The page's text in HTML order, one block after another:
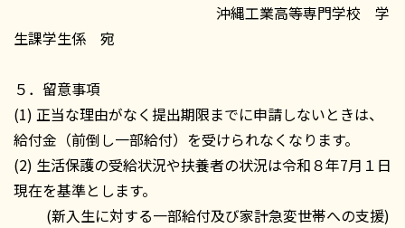
沖縄工業高等専門学校 学
生課学生係 宛
５．留意事項
(1) 正当な理由がなく提出期限までに申請しないときは、
給付金（前倒し一部給付）を受けられなくなります。
(2) 生活保護の受給状況や扶養者の状況は令和８年7月１日
現在を基準とします。
(新入生に対する一部給付及び家計急変世帯への支援)